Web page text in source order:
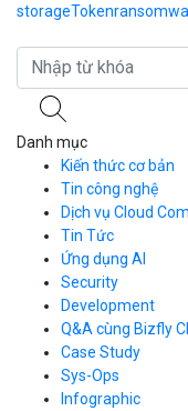
storageToken
Danh mục
Kiến thức cơ bản
Tin công nghệ
Dịch vụ Cloud
Cloud Server
CDN
Load Balancer
Auto Scaling
Container
Kubernetes
Cloud Database
Call Center
Tin Tức
Ứng dụng AI
Security
Development
Q&A cùng Bizfly
Q&A về Bizfly
Thao tác kết nối
Videos
Q&A về Bizfly
Videos
Case Study
Sys-Ops
Infographic